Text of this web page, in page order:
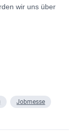
wir uns über
Jobmesse